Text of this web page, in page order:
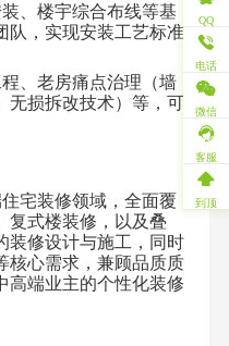
、楼宇综合布线等基
队，实现安装工艺标准
、老房痛点治理（墙
无损拆改技术）等，可
宅装修领域，全面覆
复式楼装修，以及叠
装修设计与施工，同时
核心需求，兼顾品质质
高端业主的个性化装修
QQ
电话
微信
客服
到顶